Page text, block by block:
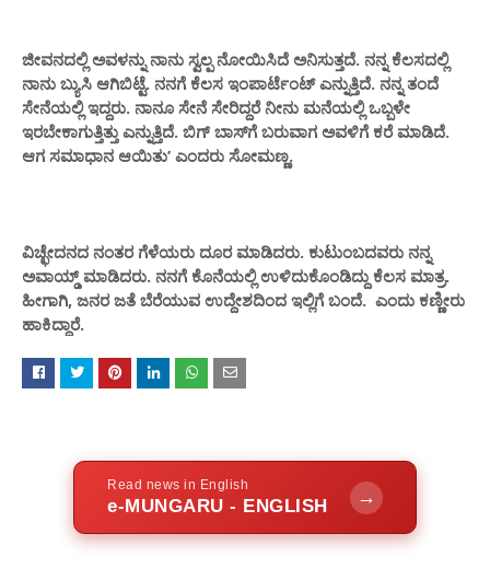
ಜೀವನದಲ್ಲಿ ಅವಳನ್ನು ನಾನು ಸ್ವಲ್ಪ ನೋಯಿಸಿದೆ ಅನಿಸುತ್ತದೆ. ನನ್ನ ಕೆಲಸದಲ್ಲಿ
ನಾನು ಬ್ಯುಸಿ ಆಗಿಬಿಟ್ಟೆ. ನನಗೆ ಕೆಲಸ ಇಂಪಾರ್ಟೆಂಟ್ ಎನ್ನುತ್ತಿದೆ. ನನ್ನ ತಂದೆ
ಸೇನೆಯಲ್ಲಿ ಇದ್ದರು. ನಾನೂ ಸೇನೆ ಸೇರಿದ್ದರೆ ನೀನು ಮನೆಯಲ್ಲಿ ಒಬ್ಬಳೇ
ಇರಬೇಕಾಗುತ್ತಿತ್ತು ಎನ್ನುತ್ತಿದೆ. ಬಿಗ್ ಬಾಸ್​ಗೆ ಬರುವಾಗ ಅವಳಿಗೆ ಕರೆ ಮಾಡಿದೆ.
ಆಗ ಸಮಾಧಾನ ಆಯಿತು’ ಎಂದರು ಸೋಮಣ್ಣ.
ವಿಚ್ಛೇದನದ ನಂತರ ಗೆಳೆಯರು ದೂರ ಮಾಡಿದರು. ಕುಟುಂಬದವರು ನನ್ನ
ಅವಾಯ್ಡ್ ಮಾಡಿದರು. ನನಗೆ ಕೊನೆಯಲ್ಲಿ ಉಳಿದುಕೊಂಡಿದ್ದು ಕೆಲಸ ಮಾತ್ರ.
ಹೀಗಾಗಿ, ಜನರ ಜತೆ ಬೆರೆಯುವ ಉದ್ದೇಶದಿಂದ ಇಲ್ಲಿಗೆ ಬಂದೆ. ಎಂದು ಕಣ್ಣೀರು
ಹಾಕಿದ್ದಾರೆ.
Read news in English
e-MUNGARU - ENGLISH →